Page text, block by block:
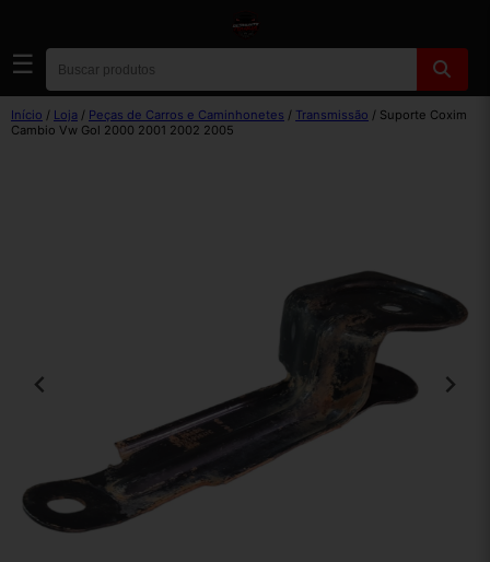
☰
Início / Loja / Peças de Carros e Caminhonetes / Transmissão / Suporte Coxim
Cambio Vw Gol 2000 2001 2002 2005